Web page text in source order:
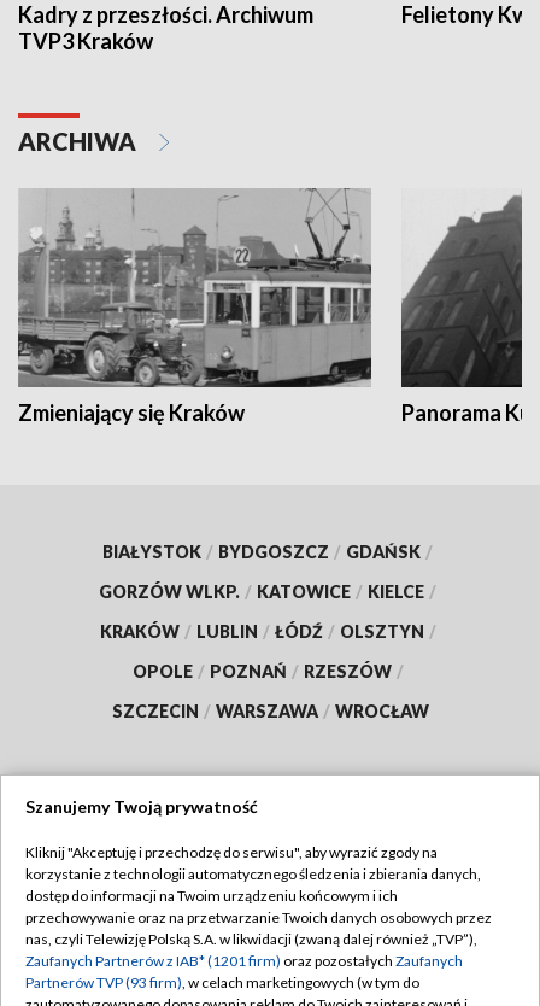
Kadry z przeszłości. Archiwum
TVP3 Kraków
Felietony
ARCHIWA
Zmieniający się Kraków Panorama
BIAŁYSTOK / BYDGOSZCZ / GDAŃSK /
GORZÓW WLKP. / KATOWICE / KIELCE /
KRAKÓW / LUBLIN / ŁÓDŹ / OLSZTYN /
OPOLE / POZNAŃ / RZESZÓW /
SZCZECIN / WARSZAWA / WROCŁAW
TVP
Abonament TVP
Emisja w TVP
Centrum informacji TVP
Regulamin TVP
Polityka prywatności
Szanujemy Twoją prywatność
Kliknij "Akceptuję i przechodzę do serwisu", aby wyrazić zgody na
korzystanie z technologii automatycznego śledzenia i zbierania danych,
dostęp do informacji na Twoim urządzeniu końcowym i ich
przechowywanie oraz na przetwarzanie Twoich danych osobowych przez
nas, czyli Telewizję Polską S.A. w likwidacji (zwaną dalej również „TVP”),
Zaufanych Partnerów z IAB* (1201 firm) oraz pozostałych Zaufanych
Partnerów TVP (93 firm), w celach marketingowych (w tym do